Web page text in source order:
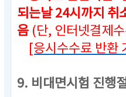
되는날 24시까지 취
음 (단, 인터넷결제
[응시수수료 반환
9. 비대면시험 진행